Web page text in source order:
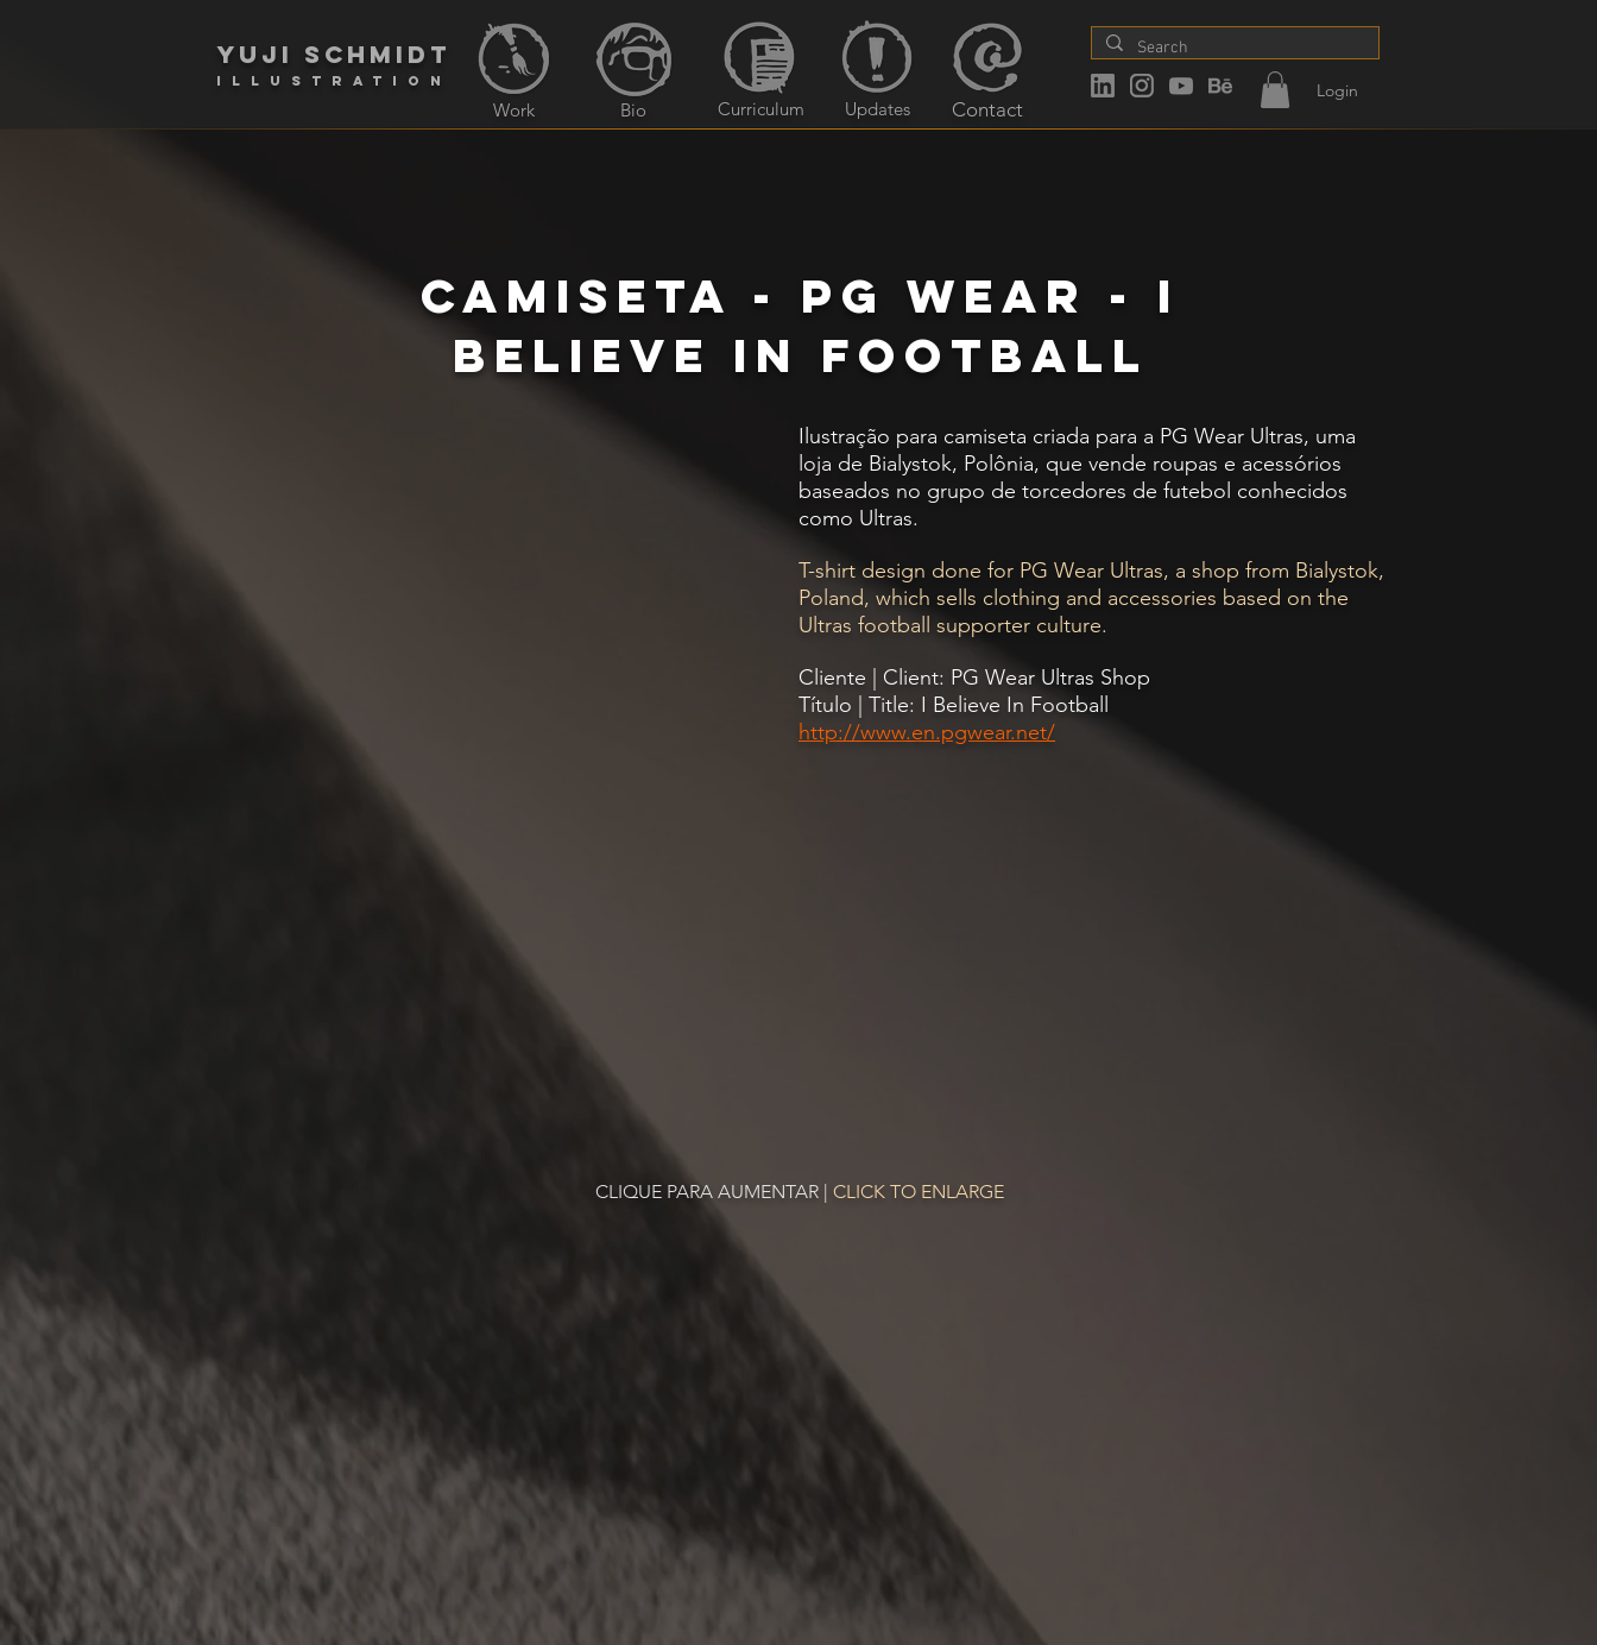
Work Contact
Updates
Curriculum
Bio
yuji schmidt
Illustration Login
CAMISETA - PG Wear - I
Believe in Football
Ilustração para camiseta criada para a PG Wear Ultras, uma
loja de Bialystok, Polônia, que vende roupas e acessórios
baseados no grupo de torcedores de futebol conhecidos
como Ultras.
T-shirt design done for PG Wear Ultras, a shop from Bialystok,
Poland, which sells clothing and accessories based on the
Ultras football supporter culture.
Cliente | Client: PG Wear Ultras Shop
Título | Title: I Believe In Football
http://www.en.pgwear.net/
CLIQUE PARA AUMENTAR | CLICK TO ENLARGE